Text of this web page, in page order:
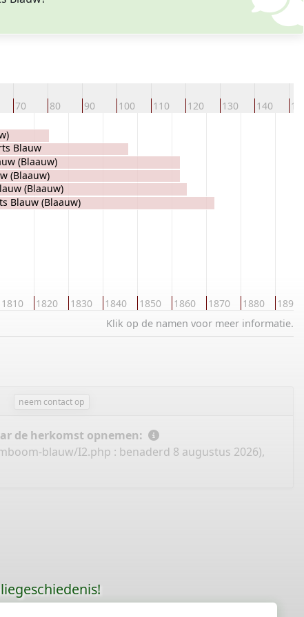
70 80 90 100 110 120 130 140
1810 1820 1830 1840 1850 1860 1870 1880 1890
Blauw
(Blaauw)
(Blaauw)
(Blaauw)
Blauw (Blaauw)
Klik op de namen voor meer informatie.
neem contact op
de herkomst opnemen:
blauw/I2.php : benaderd 8 augustus 2026),